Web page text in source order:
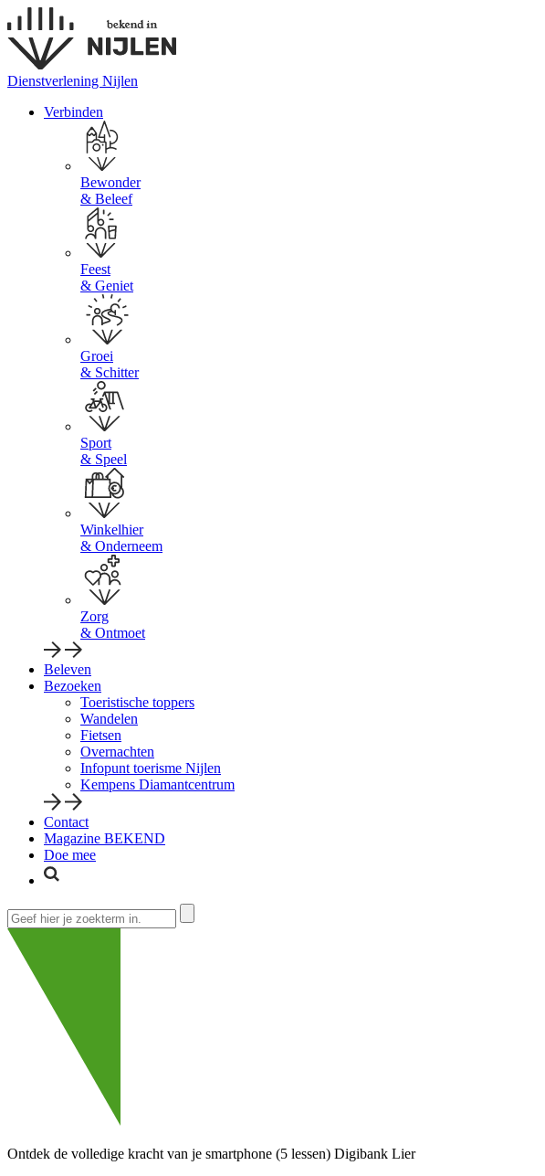
Dienstverlening Nijlen
Verbinden
Bewonder
& Beleef
Feest
& Geniet
Groei
& Schitter
Sport
& Speel
Winkelhier
& Onderneem
Zorg
& Ontmoet
Beleven
Bezoeken
Toeristische toppers
Wandelen
Fietsen
Overnachten
Infopunt toerisme Nijlen
Kempens Diamantcentrum
Contact
Magazine BEKEND
Doe mee
Ontdek de volledige kracht van je smartphone (5 lessen) Digibank Lier